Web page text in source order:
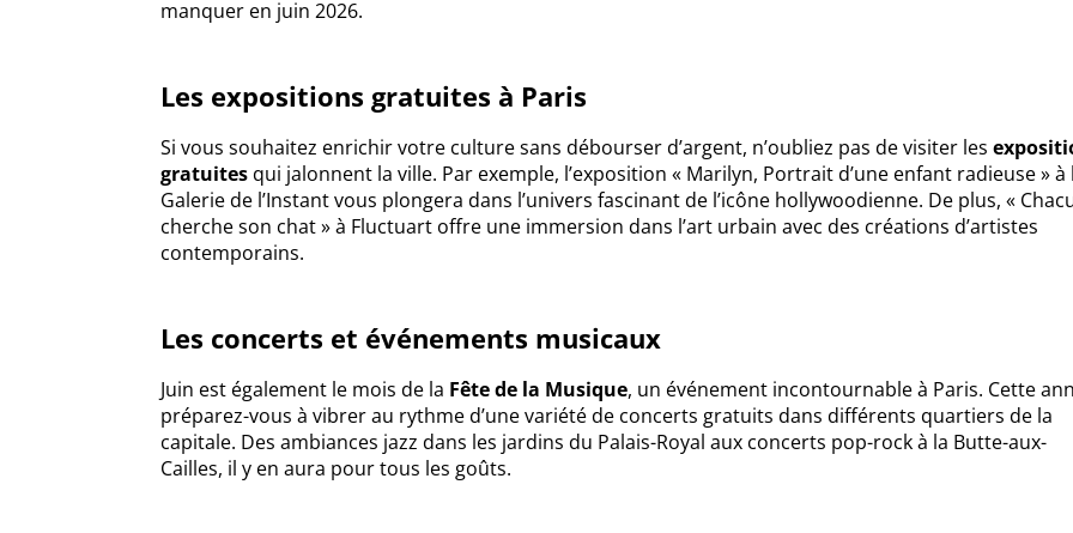
manquer en juin 2026.
Les expositions gratuites à Paris
Si vous souhaitez enrichir votre culture sans débourser d’argent, n’oubliez pas de visiter les
gratuites qui jalonnent la ville. Par exemple, l’exposition « Marilyn, Portrait d’une enfant radieuse » à
Galerie de l’Instant vous plongera dans l’univers fascinant de l’icône hollywoodienne. De plus, «
cherche son chat » à Fluctuart offre une immersion dans l’art urbain avec des créations d’artistes
contemporains.
Les concerts et événements musicaux
Juin est également le mois de la Fête de la Musique, un événement incontournable à Paris. Cette
préparez-vous à vibrer au rythme d’une variété de concerts gratuits dans différents quartiers de la
capitale. Des ambiances jazz dans les jardins du Palais-Royal aux concerts pop-rock à la Butte-aux-
Cailles, il y en aura pour tous les goûts.